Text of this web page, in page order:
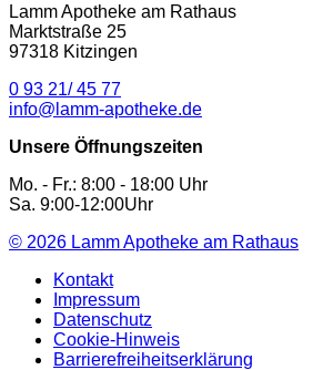
Lamm Apotheke am Rathaus
Marktstraße 25
97318 Kitzingen
0 93 21/ 45 77
info@lamm-apotheke.de
Unsere Öffnungszeiten
Mo. - Fr.: 8:00 - 18:00 Uhr
Sa. 9:00-12:00Uhr
© 2026 Lamm Apotheke am Rathaus
Kontakt
Impressum
Datenschutz
Cookie-Hinweis
Barrierefreiheitserklärung